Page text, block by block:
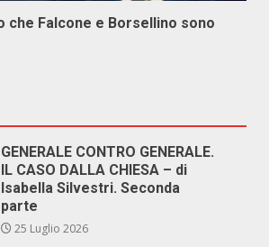
che Falcone e Borsellino sono
GENERALE CONTRO GENERALE.
IL CASO DALLA CHIESA – di
Isabella Silvestri. Seconda
parte
25 Luglio 2026